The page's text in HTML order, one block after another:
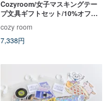
Cozyroom/女子マスキングテー
プ文具ギフトセット/10%オフ福
cozy room
7,338円